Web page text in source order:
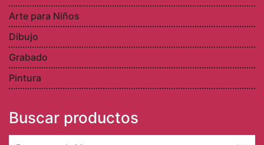
Arte para Niños
Dibujo
Grabado
Pintura
Buscar productos